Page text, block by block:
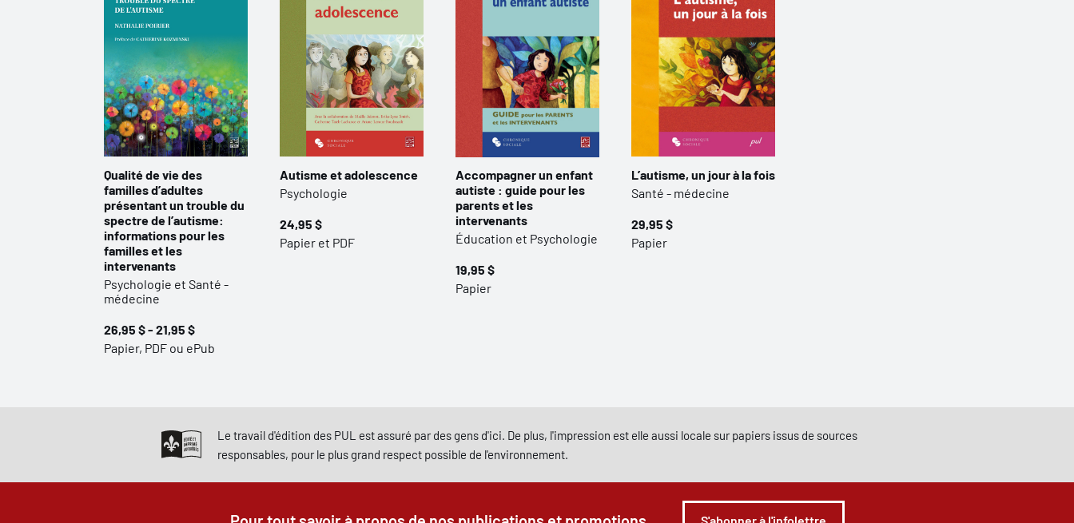
Qualité de vie des
familles d’adultes
présentant un trouble du
spectre de l’autisme:
informations pour les
familles et les
intervenants
Psychologie et Santé -
médecine
26,95 $ - 21,95 $
Papier, PDF ou ePub
Autisme et adolescence
Psychologie
24,95 $
Papier et PDF
Accompagner un enfant
autiste : guide pour les
parents et les
intervenants
Éducation et Psychologie
19,95 $
Papier
L’autisme, un jour à la fois
Santé - médecine
29,95 $
Papier
Le travail d'édition des PUL est assuré par des gens d'ici. De plus, l'impression est elle aussi locale sur papiers issus de sources
responsables, pour le plus grand respect possible de l'environnement.